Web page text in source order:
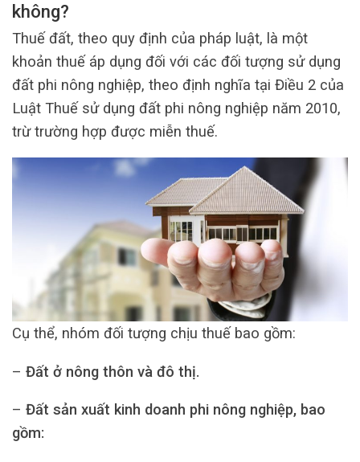
không?
Thuế đất, theo quy định của pháp luật, là một
khoản thuế áp dụng đối với các đối tượng sử dụng
đất phi nông nghiệp, theo định nghĩa tại Điều 2 của
Luật Thuế sử dụng đất phi nông nghiệp năm 2010,
trừ trường hợp được miễn thuế.
Cụ thể, nhóm đối tượng chịu thuế bao gồm:
– Đất ở nông thôn và đô thị.
– Đất sản xuất kinh doanh phi nông nghiệp, bao
gồm: